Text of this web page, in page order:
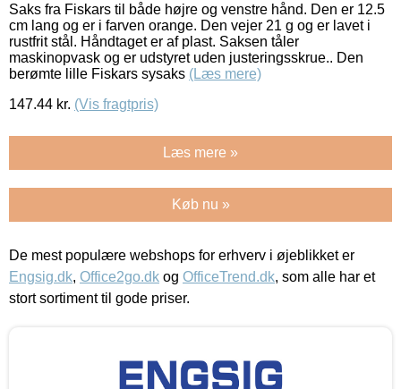
Saks fra Fiskars til både højre og venstre hånd. Den er 12.5
cm lang og er i farven orange. Den vejer 21 g og er lavet i
rustfrit stål. Håndtaget er af plast. Saksen tåler
maskinopvask og er udstyret uden justeringsskrue.. Den
berømte lille Fiskars sysaks (Læs mere)
147.44 kr. (Vis fragtpris)
Læs mere »
Køb nu »
De mest populære webshops for erhverv i øjeblikket er
Engsig.dk, Office2go.dk og OfficeTrend.dk, som alle har et
stort sortiment til gode priser.